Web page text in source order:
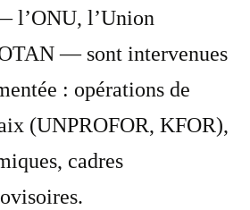
l’ONU, l’Union
— sont intervenues
: opérations de
(UNPROFOR, KFOR),
cadres